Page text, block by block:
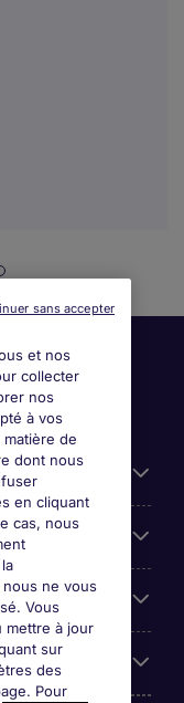
et nos
collecter
nos
à vos
de
dont nous
en cliquant
cas, nous
ne vous
Vous
mettre à jour
sur
des
Pour
sans accepter